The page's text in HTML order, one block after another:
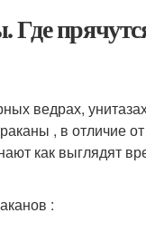
Где
ведрах,
, в отличие от
как выглядят
: